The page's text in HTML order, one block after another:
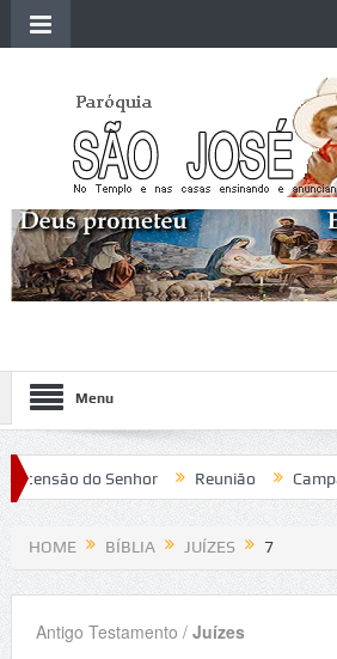
Menu
do Senhor Reunião Campanha
HOME BÍBLIA JUÍZES 7
Antigo Testamento / Juízes